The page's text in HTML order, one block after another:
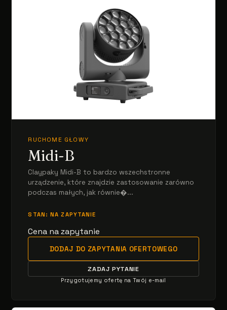
RUCHOME GŁOWY
Midi-B
Claypaky Midi-B to bardzo wszechstronne
urządzenie, które znajdzie zastosowanie zarówno
podczas małych, jak równie�...
STAN: NA ZAPYTANIE
Cena na zapytanie
DODAJ DO ZAPYTANIA OFERTOWEGO
ZADAJ PYTANIE
Przygotujemy ofertę na Twój e-mail